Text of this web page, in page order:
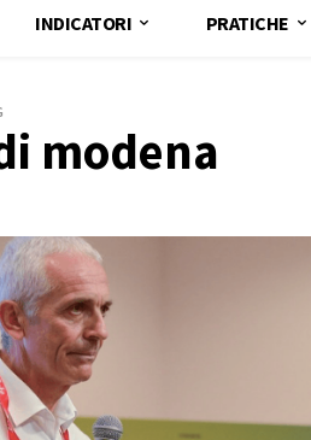
INDICATORI PRATICHE
modena